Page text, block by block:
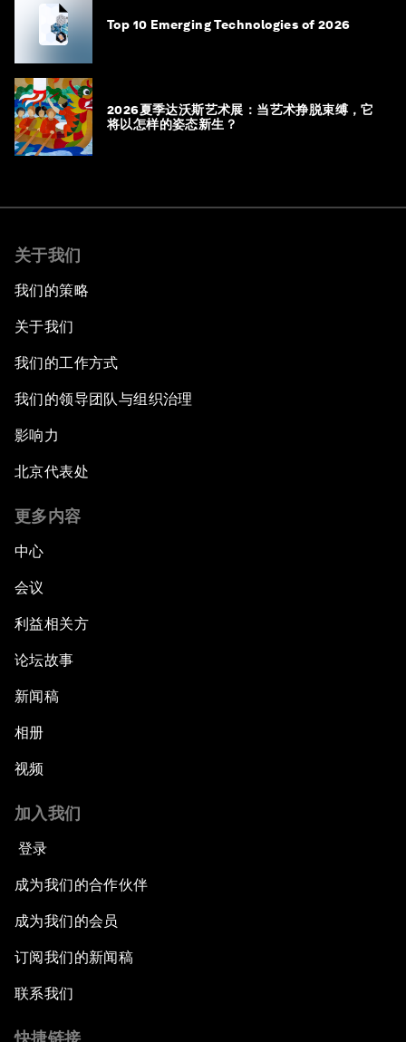
Top 10 Emerging Technologies of 2026
2026夏季达沃斯艺术展：当艺术挣脱束缚，它
将以怎样的姿态新生？
关于我们
我们的策略
关于我们
我们的工作方式
我们的领导团队与组织治理
影响力
北京代表处
更多内容
中心
会议
利益相关方
论坛故事
新闻稿
相册
视频
加入我们
登录
成为我们的合作伙伴
成为我们的会员
订阅我们的新闻稿
联系我们
快捷链接